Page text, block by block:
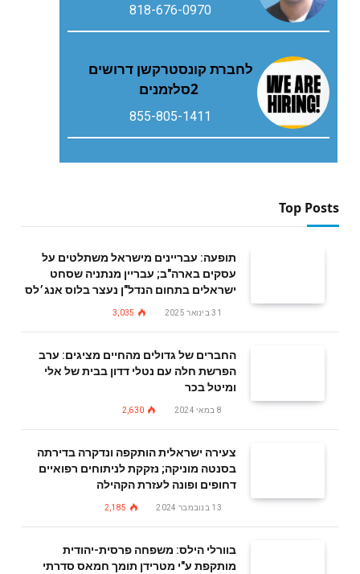
818-676-0970
‬2‭ ‬סלזמנים
855-805-1411
Top Posts
תופעה: עבריינים מישראל משתלטים על
עסקים בארה"ב; עבריין מנתניה שסחט
ישראלים בתחום הנדל"ן נעצר בלוס אנג׳לס
31 בינואר 2025 3,035
החברים של גדולים מהחיים מציגים: ערב
הפרשת חלה עם נטלי דדון בבית של אלי
ומיטל בכר
8 במאי 2024 2,630
צעירה ישראלית הותקפה ונדקרה בדירתה
בסנטה מוניקה; נזקקת לניתוחים רפואיים
דחופים ופונה לעזרת הקהילה
13 בנובמבר 2024 2,185
בוורלי הילס: משפחה פרסית-יהודית
מותקפת ע"י מטרידן תומך חמאס סדרתי